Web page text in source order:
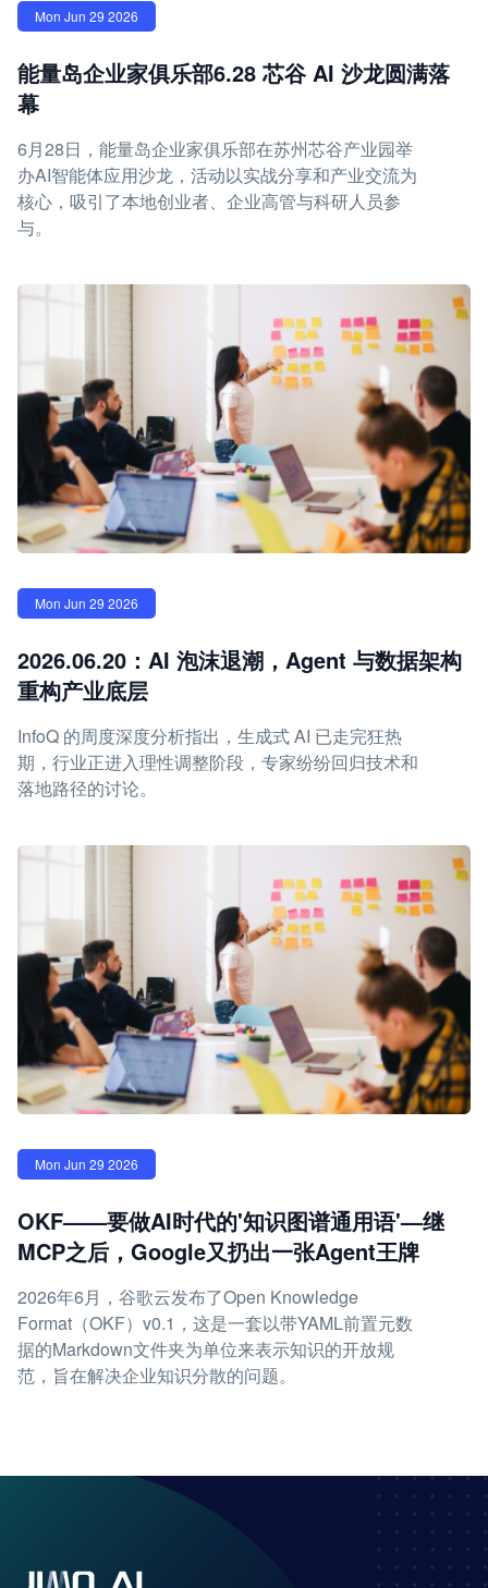
Mon Jun 29 2026
能量岛企业家俱乐部6.28 芯谷 AI 沙龙圆满落
幕
6月28日，能量岛企业家俱乐部在苏州芯谷产业园举
办AI智能体应用沙龙，活动以实战分享和产业交流为
核心，吸引了本地创业者、企业高管与科研人员参
与。
Mon Jun 29 2026
2026.06.20：AI 泡沫退潮，Agent 与数据架构
重构产业底层
InfoQ 的周度深度分析指出，生成式 AI 已走完狂热
期，行业正进入理性调整阶段，专家纷纷回归技术和
落地路径的讨论。
Mon Jun 29 2026
OKF——要做AI时代的'知识图谱通用语'—继
MCP之后，Google又扔出一张Agent王牌
2026年6月，谷歌云发布了Open Knowledge
Format（OKF）v0.1，这是一套以带YAML前置元数
据的Markdown文件夹为单位来表示知识的开放规
范，旨在解决企业知识分散的问题。